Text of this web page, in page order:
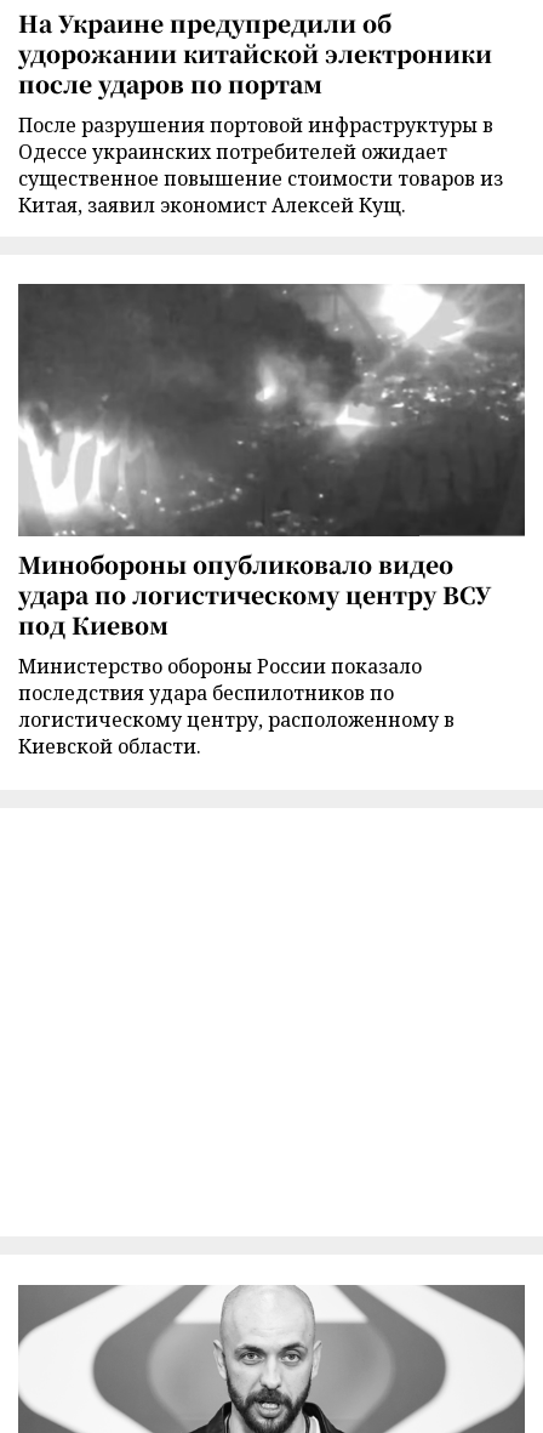
На Украине предупредили об
удорожании китайской электроники
после ударов по портам
После разрушения портовой инфраструктуры в
Одессе украинских потребителей ожидает
существенное повышение стоимости товаров из
Китая, заявил экономист Алексей Кущ.
Минобороны опубликовало видео
удара по логистическому центру ВСУ
под Киевом
Министерство обороны России показало
последствия удара беспилотников по
логистическому центру, расположенному в
Киевской области.